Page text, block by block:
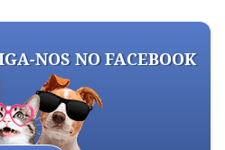
NOS NO FACEBOOK